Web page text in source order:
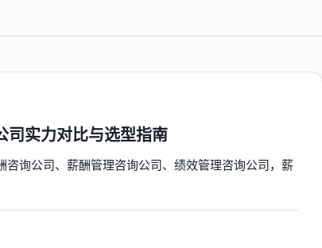
司实力对比与选型指南
询公司、薪酬管理咨询公司、绩效管理咨询公司，薪